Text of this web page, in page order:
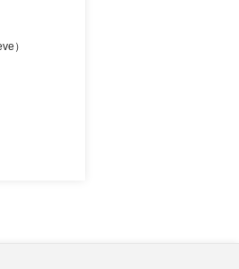
）